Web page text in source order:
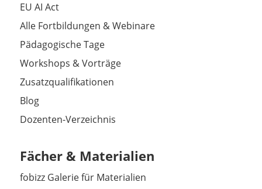
EU AI Act
Alle Fortbildungen & Webinare
Pädagogische Tage
Workshops & Vorträge
Zusatzqualifikationen
Blog
Dozenten-Verzeichnis
Fächer & Materialien
fobizz Galerie für Materialien